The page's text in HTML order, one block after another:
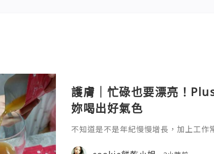
護膚｜忙碌也要漂亮！
妳喝出好氣色
不知道是不是年紀慢慢增長，加上工作
生活習慣多照顧自己。 最近接觸到